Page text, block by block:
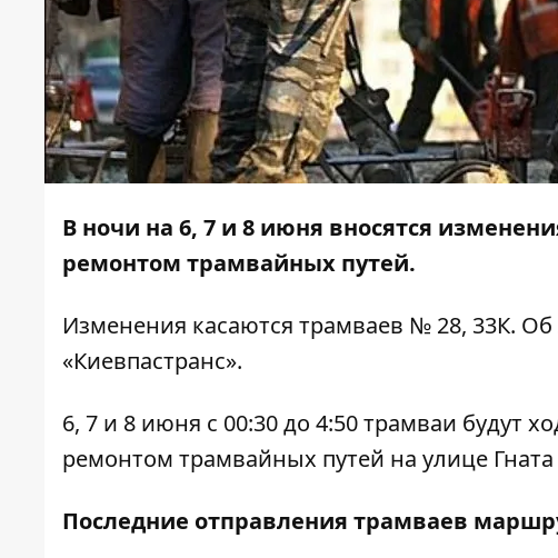
В ночи на 6, 7 и 8 июня вносятся
ремонтом трамвайных путей.
Изменения касаются трамваев № 28, 33К.
«Киевпастранс».
6, 7 и 8 июня с 00:30 до 4:50 трамваи будут
ремонтом трамвайных путей на улице Гната
Последние отправления трамваев